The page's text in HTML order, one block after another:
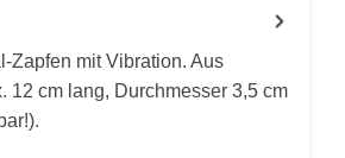
Zapfen mit Vibration. Aus
12 cm lang, Durchmesser 3,5 cm